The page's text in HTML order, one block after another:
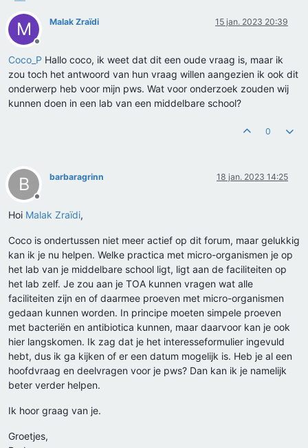
M
Offline
Malak Zraïdi 15 jan. 2023 20:39
Coco_P Hallo coco, ik weet dat dit een oude vraag is, maar ik
zou toch het antwoord van hun vraag willen aangezien ik ook dit
onderwerp heb voor mijn pws. Wat voor onderzoek zouden wij
kunnen doen in een lab van een middelbare school?
0
B
Offline
barbaragrinn 18 jan. 2023 14:25
Hoi Malak Zraïdi,
Coco is ondertussen niet meer actief op dit forum, maar gelukkig
kan ik je nu helpen. Welke practica met micro-organismen je op
het lab van je middelbare school ligt, ligt aan de faciliteiten op
het lab zelf. Je zou aan je TOA kunnen vragen wat alle
faciliteiten zijn en of daarmee proeven met micro-organismen
gedaan kunnen worden. In principe moeten simpele proeven
met bacteriën en antibiotica kunnen, maar daarvoor kan je ook
hier langskomen. Ik zag dat je het interesseformulier ingevuld
hebt, dus ik ga kijken of er een datum mogelijk is. Heb je al een
hoofdvraag en deelvragen voor je pws? Dan kan ik je namelijk
beter verder helpen.
Ik hoor graag van je.
Groetjes,